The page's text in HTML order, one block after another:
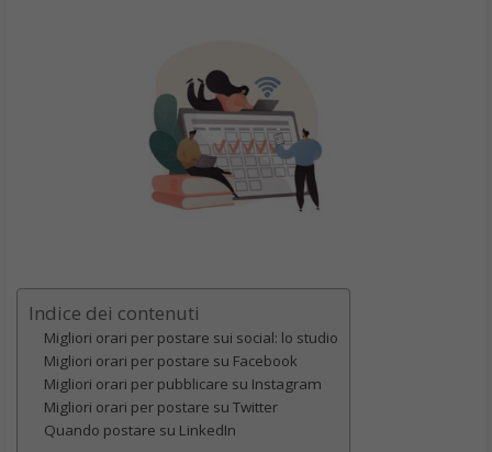
Indice dei contenuti
Migliori orari per postare sui social: lo studio
Migliori orari per postare su Facebook
Migliori orari per pubblicare su Instagram
Migliori orari per postare su Twitter
Quando postare su LinkedIn